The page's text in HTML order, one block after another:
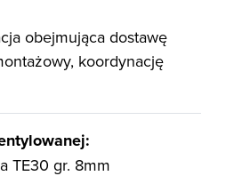
obejmująca dostawę
koordynację
TE30 gr. 8mm